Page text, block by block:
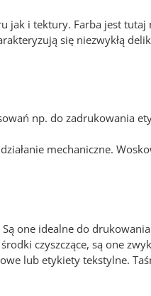
i tektury. Farba jest tutaj
się niezwykłą
np. do zadrukowania
mechaniczne.
one idealne do
czyszczące, są one
lub etykiety tekstylne.